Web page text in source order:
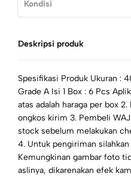
Kondisi
Deskripsi produk
Spesifikasi Produk Ukuran :
Grade A Isi 1 Box : 6 Pcs
atas adalah haraga per box
ongkos kirim 3. Pembeli
stock sebelum melakukan
4. Untuk pengiriman
Kemungkinan gambar foto
aslinya, dikarenakan efek